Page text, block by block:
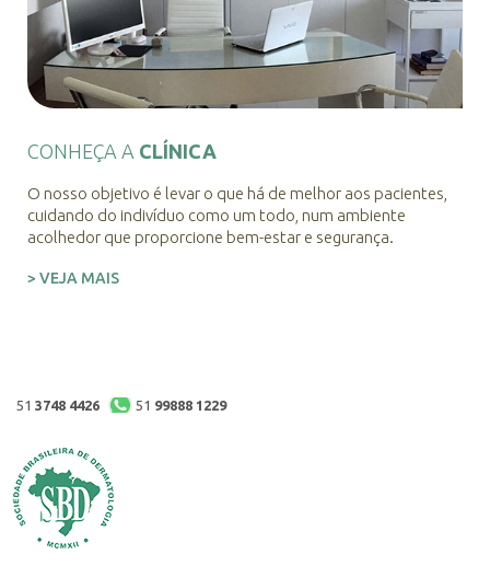
CONHEÇA A CLÍNICA
O nosso objetivo é levar o que há de melhor aos pacientes,
cuidando do indivíduo como um todo, num ambiente
acolhedor que proporcione bem-estar e segurança.
> VEJA MAIS
51 3748 4426 51 99888 1229